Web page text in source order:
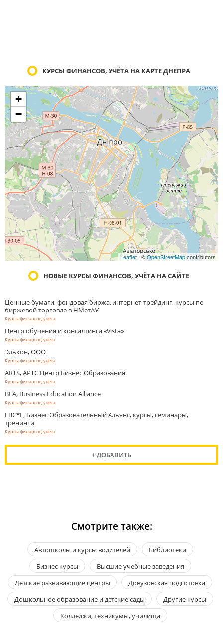
КУРСЫ ФИНАНСОВ, УЧЁТА НА КАРТЕ ДНЕПРА
+
−
Leaflet | ©OpenStreetMapcontributors
НОВЫЕ КУРСЫ ФИНАНСОВ, УЧЁТА НА САЙТЕ
Ценные бумаги, фондовая биржа, интернет-трейдинг, курсы по
биржевой торговле в НМетАУ
Курсы финансов, учёта
Центр обучения и консалтинга «Vista»
Курсы финансов, учёта
Элькон, ООО
Курсы финансов, учёта
ARTS, АРТС Центр Бизнес Образования
Курсы финансов, учёта
BEA, Business Education Alliance
Курсы финансов, учёта
EBC*L, Бизнес Образовательный Альянс, курсы, семинары,
тренинги
Курсы финансов, учёта
+ ДОБАВИТЬ
Смотрите также:
Автошколы и курсы водителей
Библиотеки
Бизнес курсы
Высшие учебные заведения
Детские развивающие центры
Довузовская подготовка
Дошкольное образование и детские сады
Другие курсы
Колледжи, техникумы, училища